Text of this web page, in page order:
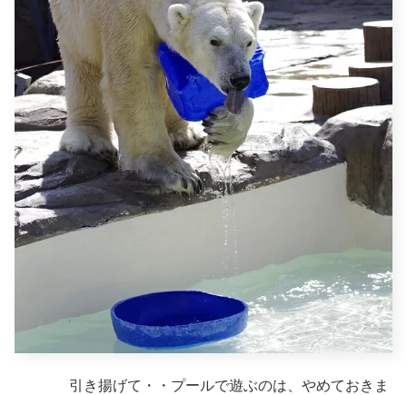
引き揚げて・・プールで遊ぶのは、やめておきま